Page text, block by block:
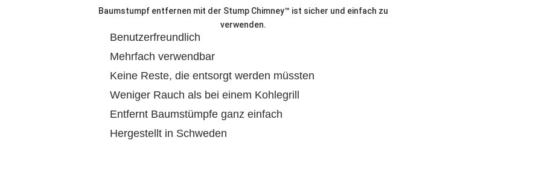
Baumstumpf entfernen mit der Stump Chimney™ ist sicher und einfach zu
verwenden.
Benutzerfreundlich
Mehrfach verwendbar
Keine Reste, die entsorgt werden müssten
Weniger Rauch als bei einem Kohlegrill
Entfernt Baumstümpfe ganz einfach
Hergestellt in Schweden